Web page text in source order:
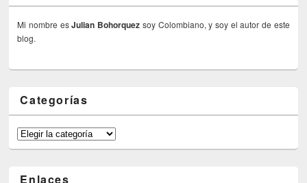
Mi nombre esJulian Bohorquez soy Colombiano, y soy el autor de este
blog.
Categorías
Categorías
Enlaces